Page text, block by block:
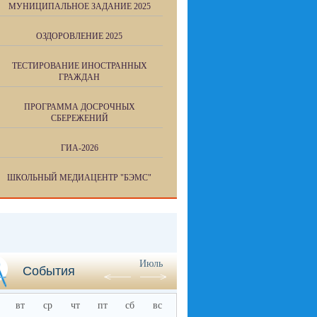
МУНИЦИПАЛЬНОЕ ЗАДАНИЕ 2025
ОЗДОРОВЛЕНИЕ 2025
ТЕСТИРОВАНИЕ ИНОСТРАННЫХ
ГРАЖДАН
ПРОГРАММА ДОСРОЧНЫХ
СБЕРЕЖЕНИЙ
ГИА-2026
ШКОЛЬНЫЙ МЕДИАЦЕНТР "БЭМС"
События
Июль
вт ср чт пт сб вс